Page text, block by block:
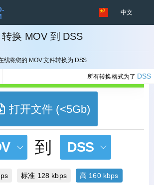
中文
转换 MOV 到 DSS
线将您的 MOV 文件转换为 DSS
所有转换格式为了 DSS
取消
打开文件 (<5Gb)
到 DSS
标准 128 kbps 高 160 kbps